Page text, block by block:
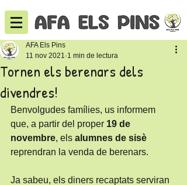
Tornen els berenars dels
divendres!
AFA Els Pins
11 nov 2021 1 min de lectura
Benvolgudes famílies, us informem
que, a partir del proper 19 de
novembre, els alumnes de sisè
reprendran la venda de berenars.
Ja sabeu, els diners recaptats serviran